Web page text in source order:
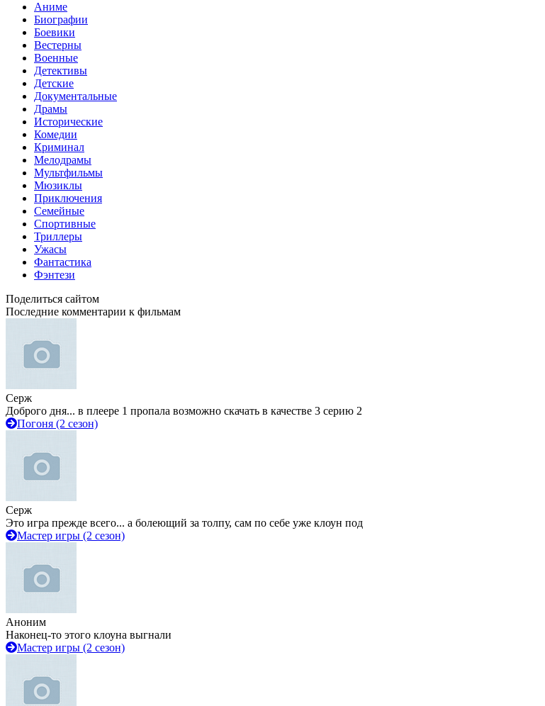
Аниме
Биографии
Боевики
Вестерны
Военные
Детективы
Детские
Документальные
Драмы
Исторические
Комедии
Криминал
Мелодрамы
Мультфильмы
Мюзиклы
Приключения
Семейные
Спортивные
Триллеры
Ужасы
Фантастика
Фэнтези
Поделиться сайтом
Последние комментарии к фильмам
Серж
Доброго дня... в плеере 1 пропала возможно скачать в качестве 3 серию 2
Погоня (2 сезон)
Серж
Это игра прежде всего... а болеющий за толпу, сам по себе уже клоун под
Мастер игры (2 сезон)
Аноним
Наконец-то этого клоуна выгнали
Мастер игры (2 сезон)